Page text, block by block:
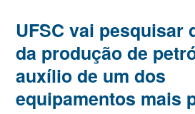
UFSC vai pesquisar
da produção de
auxílio de um dos
equipamentos mais